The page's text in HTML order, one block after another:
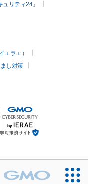
リティ24」
エラエ）
し対策